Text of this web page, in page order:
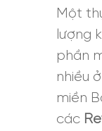
Một
lượng
phần
nhiều
miền
các